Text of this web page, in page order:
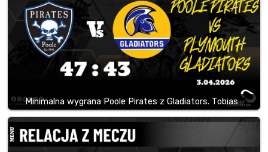
Minimalna wygrana Poole Pirates z Gladiators. Tobias…